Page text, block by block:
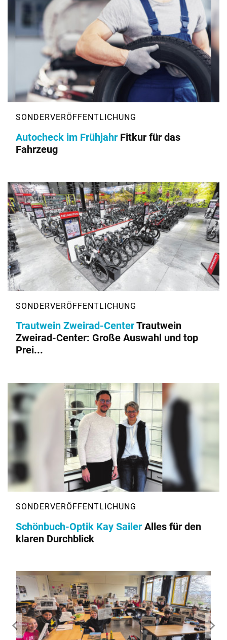
Autocheck im Frühjahr Fitkur für das
Fahrzeug
Trautwein Zweirad-CenterTrautwein
Zweirad-Center: Große Auswahl und top
Prei...
Schönbuch-Optik Kay Sailer Alles für den
klaren Durchblick